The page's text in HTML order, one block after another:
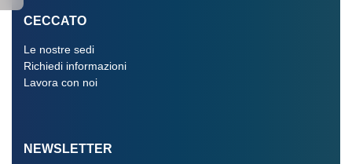
CECCATO
Le nostre sedi
Richiedi informazioni
Lavora con noi
NEWSLETTER